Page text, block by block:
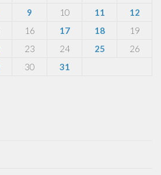
9 10 11
12
16 17 18
19
23 24 25
26
30
31